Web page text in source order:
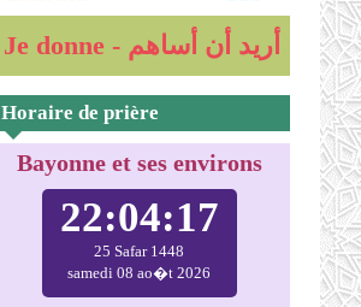
Je donne - أريد أن أساهم
Horaire de prière
Bayonne et ses environs
22:04:18
25 Safar 1448
samedi 08 ao�t 2026